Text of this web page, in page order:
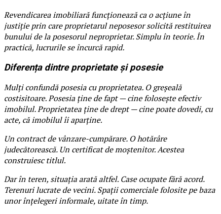
Revendicarea imobiliară funcționează ca o acțiune în
justiție prin care proprietarul neposesor solicită restituirea
bunului de la posesorul neproprietar. Simplu în teorie. În
practică, lucrurile se încurcă rapid.
Diferența dintre proprietate și posesie
Mulți confundă posesia cu proprietatea. O greșeală
costisitoare. Posesia ține de fapt — cine folosește efectiv
imobilul. Proprietatea ține de drept — cine poate dovedi, cu
acte, că imobilul îi aparține.
Un contract de vânzare-cumpărare. O hotărâre
judecătorească. Un certificat de moștenitor. Acestea
construiesc titlul.
Dar în teren, situația arată altfel. Case ocupate fără acord.
Terenuri lucrate de vecini. Spații comerciale folosite pe baza
unor înțelegeri informale, uitate în timp.